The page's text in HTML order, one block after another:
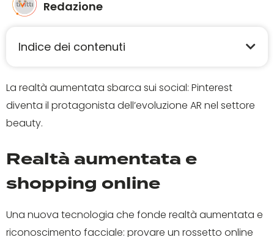
Redazione
Indice dei contenuti
La realtà aumentata sbarca sui social: Pinterest
diventa il protagonista dell’evoluzione AR nel settore
beauty.
Realtà aumentata e
shopping online
Una nuova tecnologia che fonde realtà aumentata e
riconoscimento facciale: provare un rossetto online